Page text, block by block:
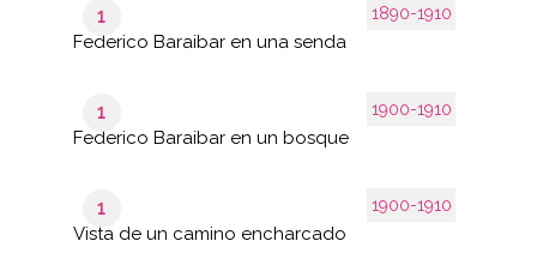
1890-1910
1
Federico Baraibar en una senda
1900-1910
1
Federico Baraibar en un bosque
1900-1910
1
Vista de un camino encharcado